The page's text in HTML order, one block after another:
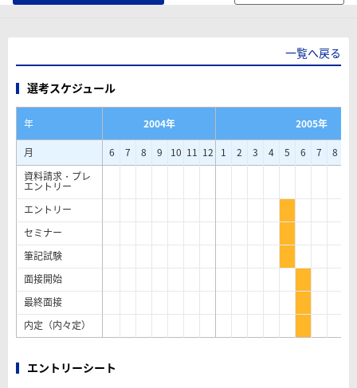
一覧へ戻る
選考スケジュール
年 2004年
2005年
月
6 7 8 9 10 11 12 1 2 3 4 5 6 7 8
資料請求・プレ
エントリー
エントリー
セミナー
筆記試験
面接開始
最終面接
内定（内々定）
エントリーシート